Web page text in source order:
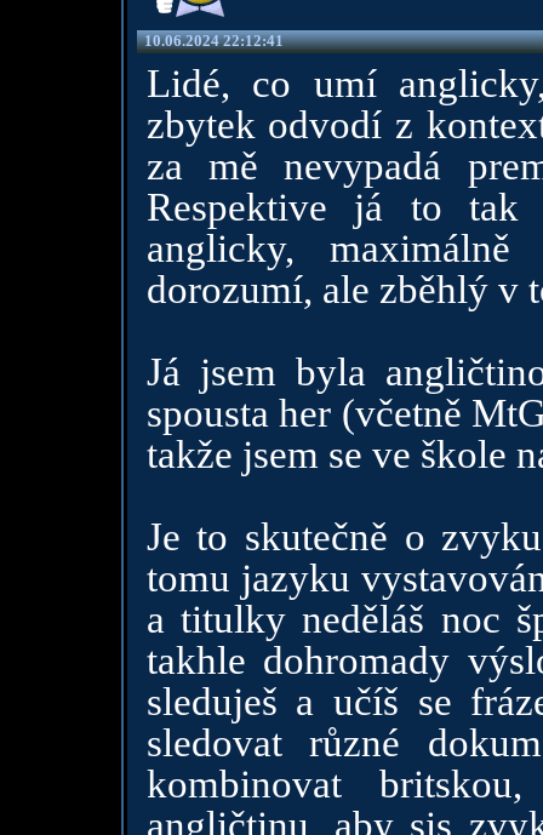
10.06.2024 22:12:41
Lidé, co umí
zbytek odvodí z
za mě nevypadá
Respektive já to
anglicky,
dorozumí, ale zběhlý v
Já jsem byla
spousta her (včetně
takže jsem se ve škole
Je to skutečně o
tomu jazyku
a titulky neděláš noc
takhle dohromady
sleduješ a učíš se
sledovat různé
kombinovat
angličtinu, aby sis